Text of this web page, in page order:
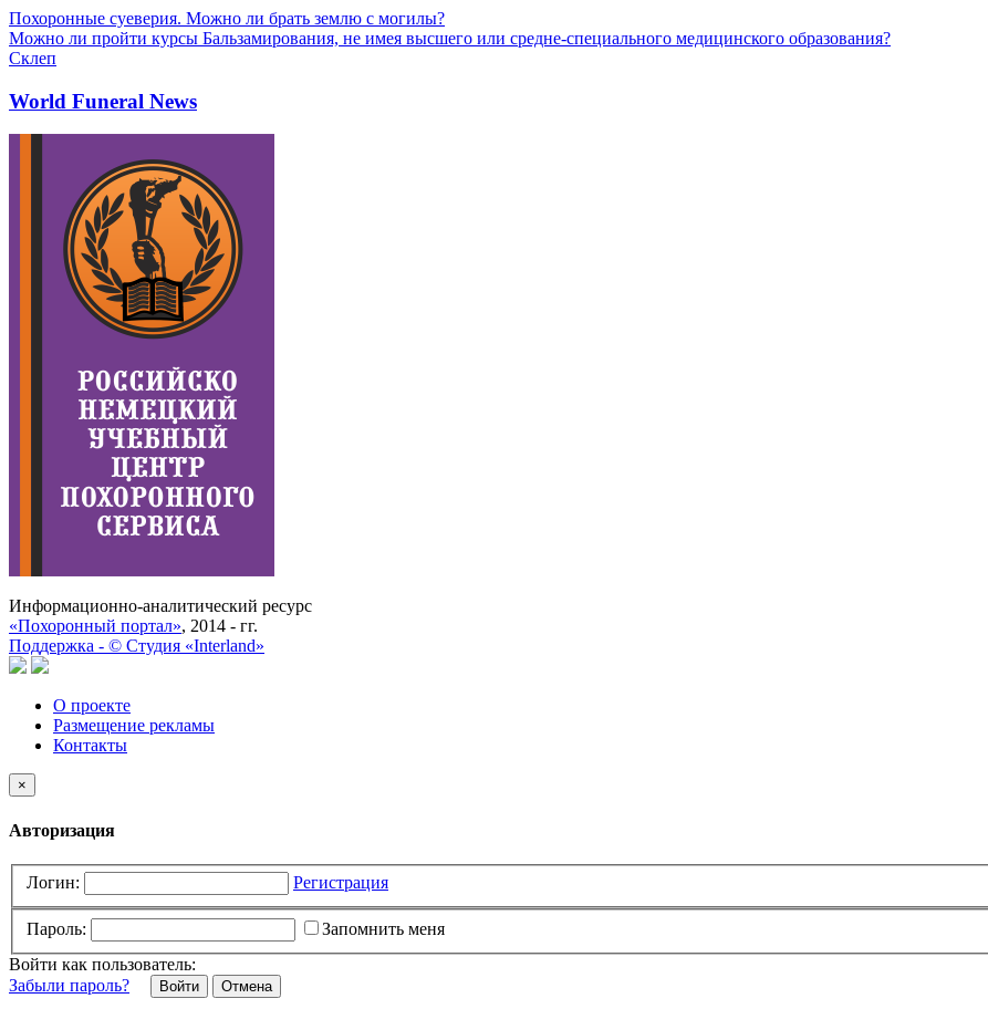
Похоронные суеверия. Можно ли брать землю с могилы?
Можно ли пройти курсы Бальзамирования, не имея высшего или средне-специального медицинского образования?
Склеп
World Funeral News
Информационно-аналитический ресурс
«Похоронный портал», 2014 - гг.
Поддержка - © Cтудия «Interland»
О проекте
Размещение рекламы
Контакты
×
Авторизация
Логин: Регистрация
Пароль:
Запомнить меня
Войти как пользователь:
Забыли пароль?
Отмена